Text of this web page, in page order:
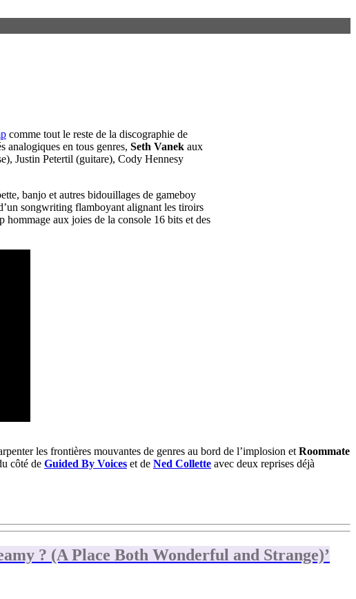
comme tout le reste de la discographie de
analogiques en tous genres, Seth Vanek aux
Justin Petertil (guitare), Cody Hennesy
banjo et autres bidouillages de gameboy
songwriting flamboyant alignant les tiroirs
hommage aux joies de la console 16 bits et des
les frontières mouvantes de genres au bord de l’implosion et Roommate
côté de Guided By Voices et de Ned Collette avec deux reprises déjà
? (A Place Both Wonderful and Strange)’